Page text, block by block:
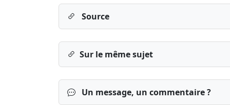
Source
Sur le même sujet
Un message, un commentaire ?